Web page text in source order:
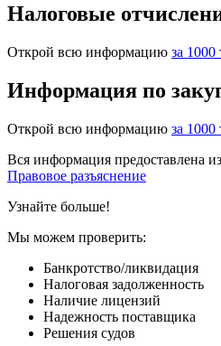
Налоговые
Открой всю информацию за 1000
Информация по
Открой всю информацию за 1000
Вся информация предоставлена
Правовое разъяснение
Узнайте больше!
Мы можем проверить:
Банкротство/ликвидация
Налоговая задолженность
Наличие лицензий
Надежность поставщика
Решения судов